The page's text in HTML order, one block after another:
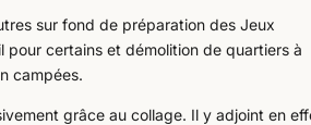
sur fond de préparation des Jeux
certains et démolition de quartiers à
campées.
grâce au collage. Il y adjoint en